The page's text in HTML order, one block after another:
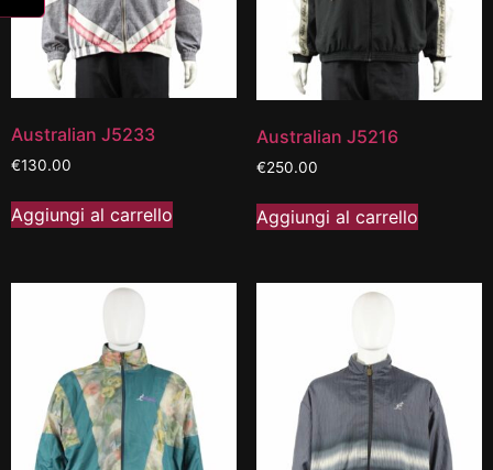
Australian J5233
€130.00
Aggiungi al carrello
Australian J5216
€250.00
Aggiungi al carrello